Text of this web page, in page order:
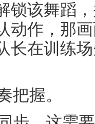
锁该舞蹈
动作，那
长在训练
把握。